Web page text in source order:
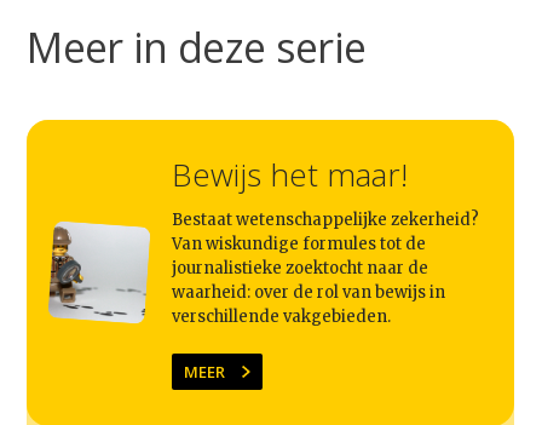
Studium Generale
Home
Agenda
Video
Podcast
Artikelen
Contact
Meer in deze serie
Bewijs het maar!
Bestaat wetenschappelijke zekerheid?
Van wiskundige formules tot de
journalistieke zoektocht naar de
waarheid: over de rol van bewijs in
verschillende vakgebieden.
MEER